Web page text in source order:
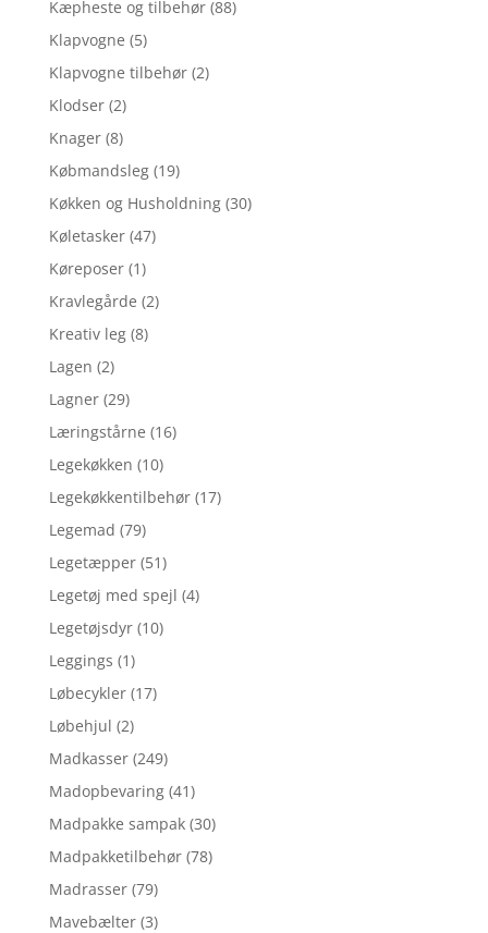
Kæpheste og tilbehør (88)
Klapvogne (5)
Klapvogne tilbehør (2)
Klodser (2)
Knager (8)
Købmandsleg (19)
Køkken og Husholdning (30)
Køletasker (47)
Køreposer (1)
Kravlegårde (2)
Kreativ leg (8)
Lagen (2)
Lagner (29)
Læringstårne (16)
Legekøkken (10)
Legekøkkentilbehør (17)
Legemad (79)
Legetæpper (51)
Legetøj med spejl (4)
Legetøjsdyr (10)
Leggings (1)
Løbecykler (17)
Løbehjul (2)
Madkasser (249)
Madopbevaring (41)
Madpakke sampak (30)
Madpakketilbehør (78)
Madrasser (79)
Mavebælter (3)